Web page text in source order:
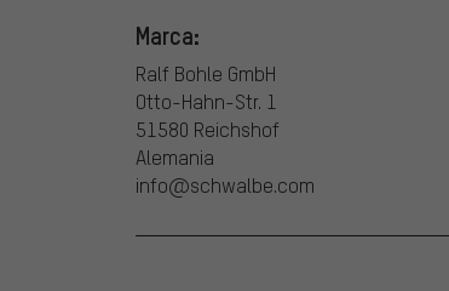
Marca:
Ralf Bohle GmbH
Otto-Hahn-Str. 1
51580 Reichshof
Alemania
info@schwalbe.com